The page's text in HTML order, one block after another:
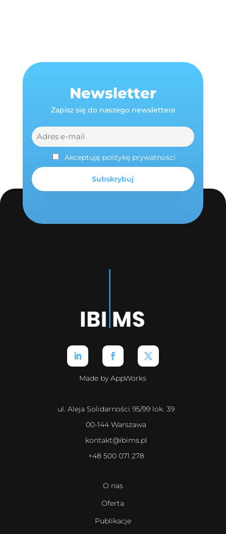
Newsletter
Zapisz się do naszego newslettera
Akceptuję politykę prywatności
Made by AppWorks
ul. Aleja Solidarności 95/99 lok. 39
00-144 Warszawa
kontakt@ibims.pl
+48 500 071 278
O nas
Oferta
Publikacje